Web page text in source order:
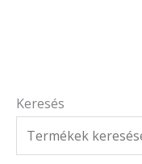
Keresés